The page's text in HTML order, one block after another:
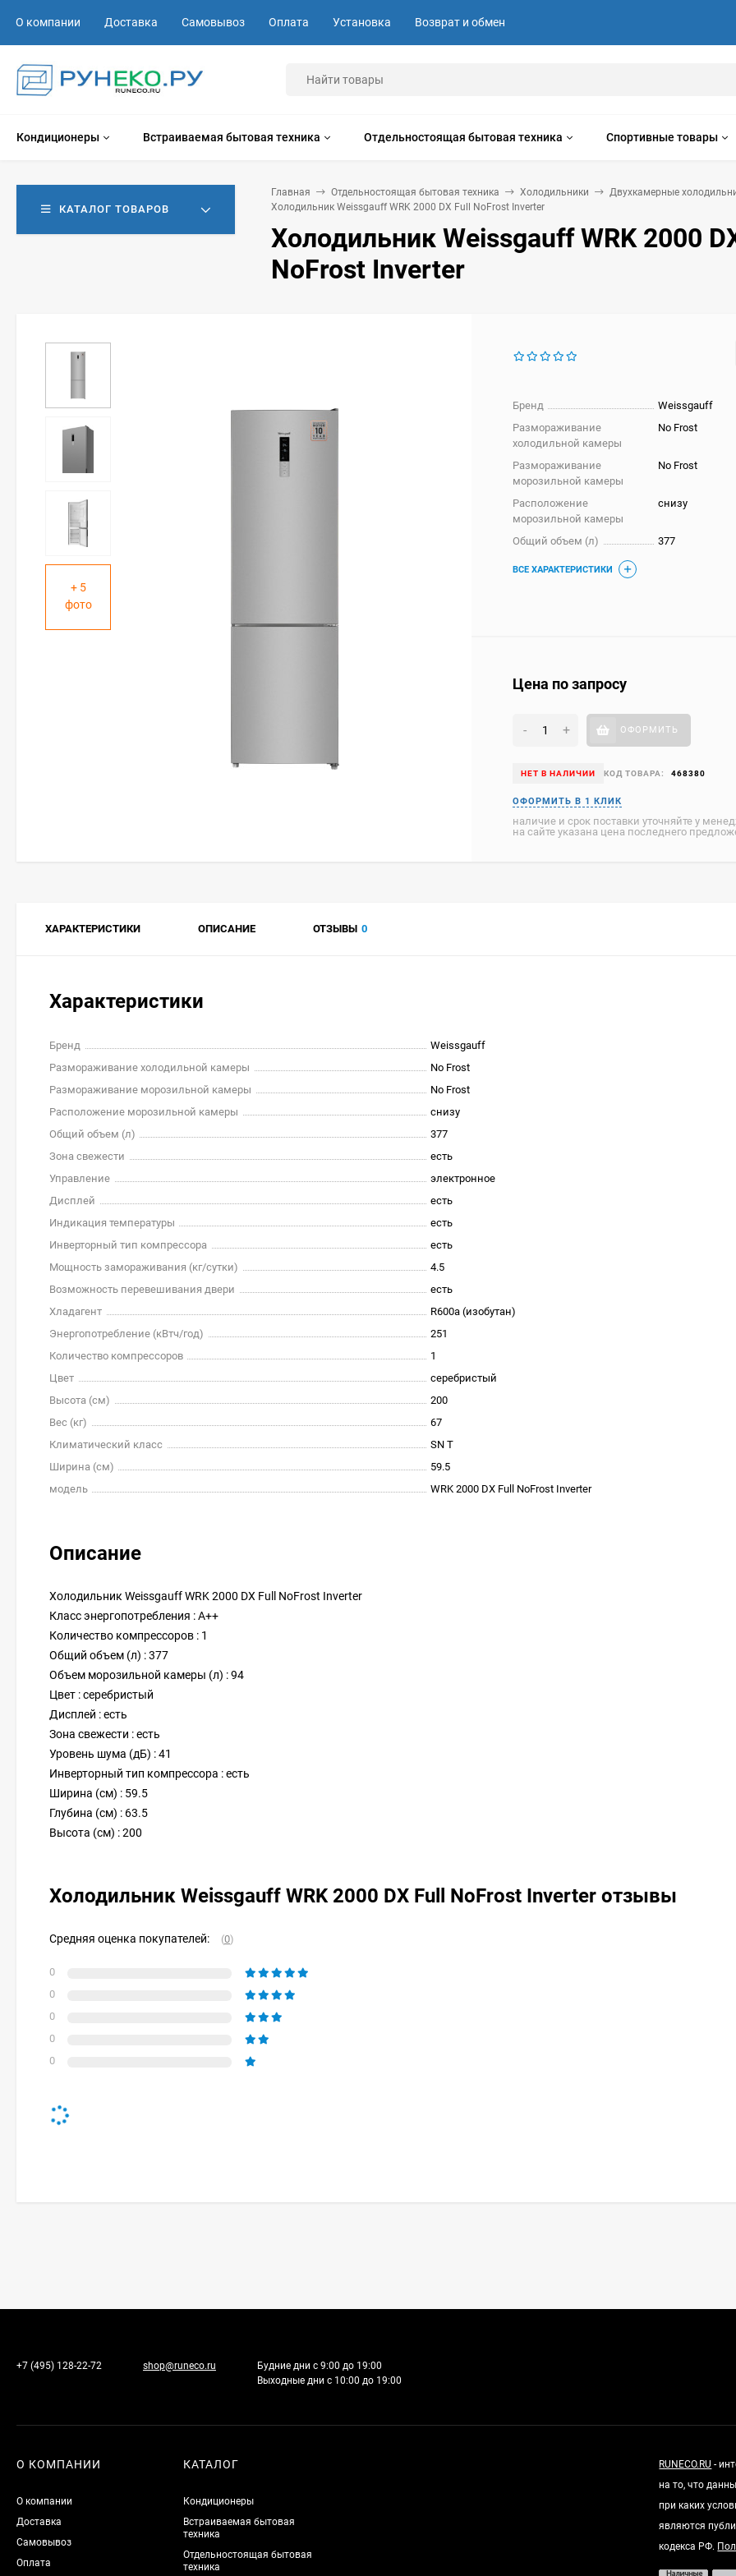
О компании Доставка Самовывоз Оплата Установка Возврат и обмен
Кондиционеры Встраиваемая бытовая техника Отдельностоящая бытовая техника Спортивные товары
КАТАЛОГ ТОВАРОВ
Главная Отдельностоящая бытовая техника Холодильники
Двухкамерные
Холодильник Weissgauff WRK 2000 DX Full NoFrost Inverter
Холодильник Weissgauff WRK 2000
NoFrost Inverter
+ 5
фото
Бренд
Weissgauff
Размораживание
холодильной камеры
No Frost
Размораживание
морозильной камеры
No Frost
Расположение
морозильной камеры
снизу
Общий объем (л) 377
ВСЕ ХАРАКТЕРИСТИКИ
Цена по запросу
- + ОФОРМИТЬ
НЕТ В НАЛИЧИИ КОД ТОВАРА: 468380
наличие и срок поставки уточняйте у
на сайте указана цена последнего
ХАРАКТЕРИСТИКИ ОПИСАНИЕ ОТЗЫВЫ 0
Характеристики
Бренд
Weissgauff
Размораживание холодильной камеры
No Frost
Размораживание морозильной камеры
No Frost
Расположение морозильной камеры
снизу
Общий объем (л)
377
Зона свежести
есть
Управление
электронное
Дисплей
есть
Индикация температуры
есть
Инверторный тип компрессора
есть
Мощность замораживания (кг/cутки)
4.5
Возможность перевешивания двери
есть
Хладагент
R600a (изобутан)
Энергопотребление (кВтч/год)
251
Количество компрессоров
1
Цвет
серебристый
Высота (см)
200
Вес (кг)
67
Климатический класс
SN T
Ширина (см)
59.5
модель
WRK 2000 DX Full NoFrost Inverter
Описание
Холодильник Weissgauff WRK 2000 DX Full NoFrost Inverter
Класс энергопотребления : A++
Количество компрессоров : 1
Общий объем (л) : 377
Объем морозильной камеры (л) : 94
Цвет : серебристый
Дисплей : есть
Зона свежести : есть
Уровень шума (дБ) : 41
Инверторный тип компрессора : есть
Ширина (см) : 59.5
Глубина (см) : 63.5
Высота (см) : 200
Холодильник Weissgauff WRK 2000 DX Full NoFrost Inverter отзывы
Средняя оценка покупателей: (0)
0
0
0
0
0
+7 (495) 128-22-72 shop@runeco.ru
Будние дни с 9:00 до 19:00
Выходные дни с 10:00 до 19:00
О КОМПАНИИ
О компании
Доставка
Самовывоз
Оплата
КАТАЛОГ
Кондиционеры
Встраиваемая бытовая
техника
Отдельностоящая бытовая
техника
RUNECO.RU -
на то, что
при каких
являются
кодекса РФ.